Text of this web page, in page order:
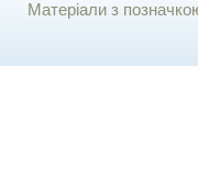
Матеріали з